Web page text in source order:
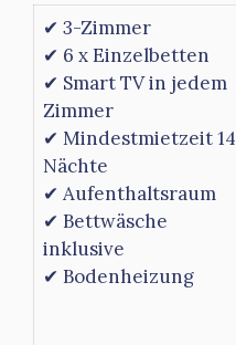
✔ 3-Zimmer
✔ 6 x Einzelbetten
✔ Smart TV in jedem
Zimmer
✔ Mindestmietzeit 14
Nächte
✔ Aufenthaltsraum
✔ Bettwäsche
inklusive
✔ Bodenheizung